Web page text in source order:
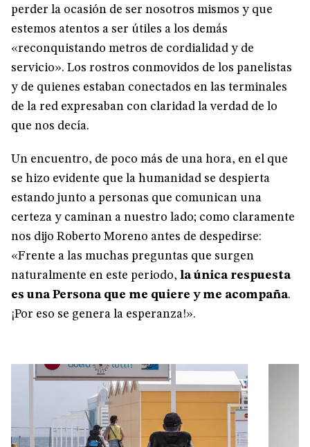
perder la ocasión de ser nosotros mismos y que
estemos atentos a ser útiles a los demás
«reconquistando metros de cordialidad y de
servicio». Los rostros conmovidos de los panelistas
y de quienes estaban conectados en las terminales
de la red expresaban con claridad la verdad de lo
que nos decía.
Un encuentro, de poco más de una hora, en el que
se hizo evidente que la humanidad se despierta
estando junto a personas que comunican una
certeza y caminan a nuestro lado; como claramente
nos dijo Roberto Moreno antes de despedirse:
«Frente a las muchas preguntas que surgen
naturalmente en este periodo, la única respuesta
es una Persona que me quiere y me acompaña.
¡Por eso se genera la esperanza!».